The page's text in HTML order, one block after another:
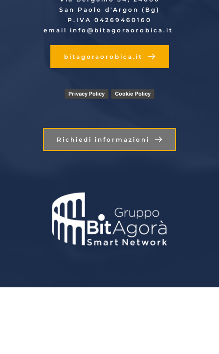
San Paolo d'Argon (Bg)
P.IVA 04269460160
email info @bitagoraorobica.it
bitagoraorobica.it
Privacy Policy Cookie Policy
Richiedi informazioni